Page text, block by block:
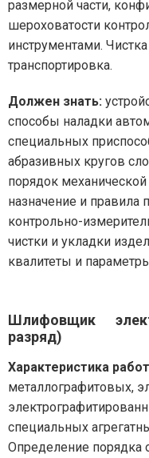
размерной части,
шероховатости
инструментами.
транспортировка.
Должен знать:
способы наладки
специальных
абразивных кругов
порядок
назначение и правила
контрольно-
чистки и укладки
квалитеты и
Шлифовщик
разряд)
Характеристика работ
металлографитовых,
специальных
Определение порядка